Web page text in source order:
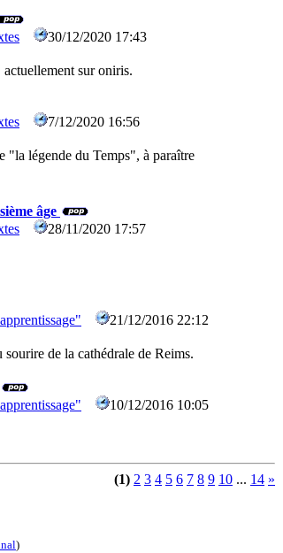
30/12/2020 17:43
sur oniris.
7/12/2020 16:56
"la légende du Temps", à paraître
âge
28/11/2020 17:57
21/12/2016 22:12
de la cathédrale de Reims.
10/12/2016 10:05
(1) 2 3 4 5 6 7 8 9 10 ... 14 »
)